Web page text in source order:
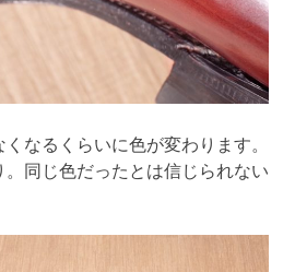
なるくらいに色が変わります。
同じ色だったとは信じられない